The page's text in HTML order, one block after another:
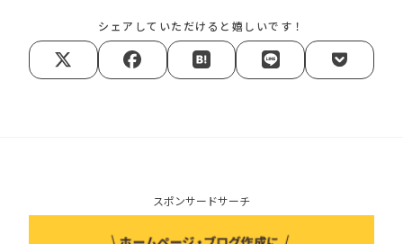
シェアしていただけると嬉しいです！
スポンサードサーチ